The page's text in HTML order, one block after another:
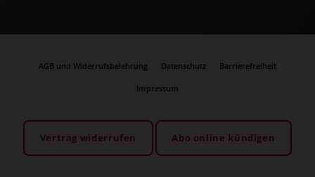
AGB und Widerrufsbelehrung Datenschutz Barrierefreiheit
Impressum
Vertrag widerrufen Abo online kündigen